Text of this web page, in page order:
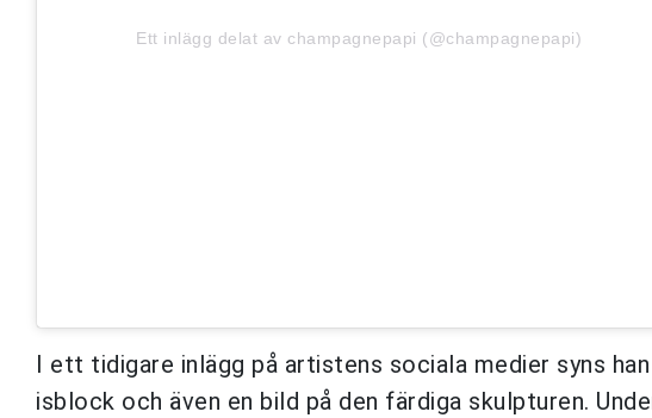
Ett inlägg delat av champagnepapi (@champagnepapi)
I ett tidigare inlägg på artistens sociala medier syns
isblock och även en bild på den färdiga skulpturen.